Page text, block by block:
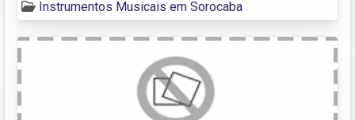
Instrumentos Musicais em Sorocaba